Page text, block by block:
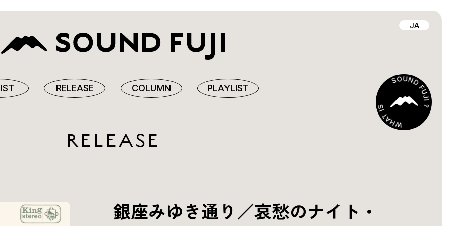
RELEASE COLUMN PLAYLIST
JA
RELEASE
銀座みゆき通り／哀愁のナイト・